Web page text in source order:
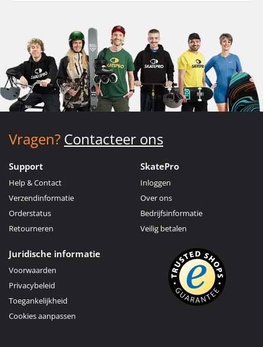
Vragen? Contacteer ons
Support
Help & Contact
Verzendinformatie
Orderstatus
Retourneren
SkatePro
Inloggen
Over ons
Bedrijfsinformatie
Veilig betalen
Juridische informatie
Voorwaarden
Privacybeleid
Toegankelijkheid
Cookies aanpassen